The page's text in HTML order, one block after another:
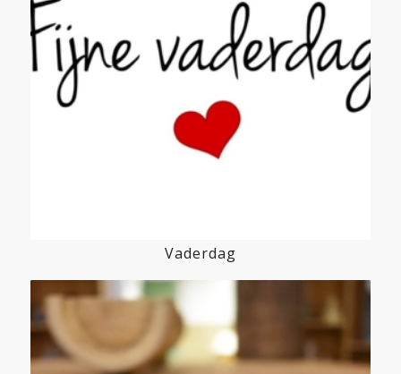
Vaderdag